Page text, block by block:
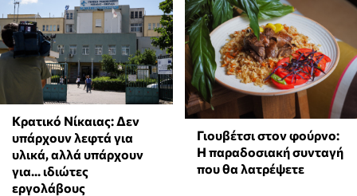
Κρατικό Νίκαιας: Δεν
υπάρχουν λεφτά για
υλικά, αλλά υπάρχουν
για... ιδιώτες
εργολάβους
Γιουβέτσι στον φούρνο:
Η παραδοσιακή συνταγή
που θα λατρέψετε